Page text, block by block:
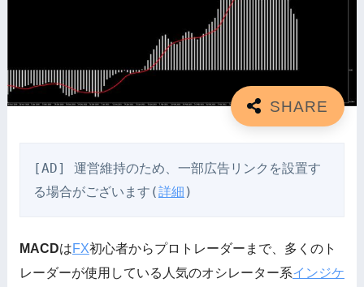
[AD] 運営維持のため、一部広告リンクを設置す
る場合がございます(詳細 )
MACDはFX初心者からプロトレーダーまで、多くのト
レーダーが使用している人気のオシレーター系インジケ